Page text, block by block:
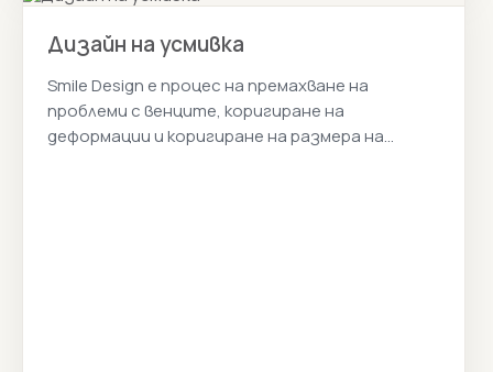
Дизайн на усмивка
Smile Design е процес на премахване на
проблеми с венците, коригиране на
деформации и коригиране на размера на